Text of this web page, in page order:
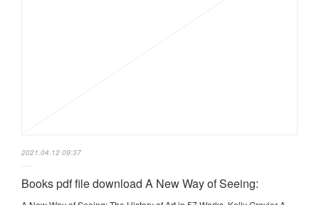
2021.04.12 09:37
Books pdf file download A New Way of Seeing: